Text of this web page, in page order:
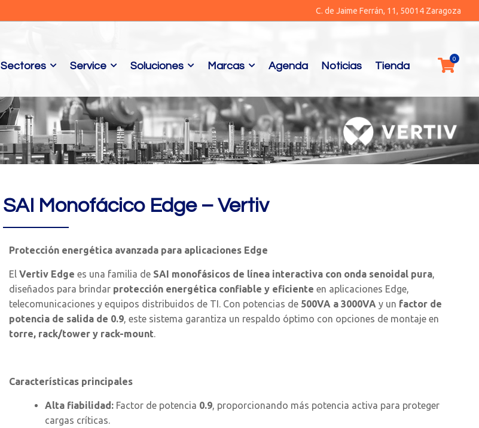
C. de Jaime Ferrán, 11, 50014 Zaragoza
Sectores Service Soluciones Marcas Agenda Noticias Tienda
SAI Monofácico Edge – Vertiv
Protección energética avanzada para aplicaciones Edge
El Vertiv Edge es una familia de SAI monofásicos de línea interactiva con onda senoidal pura,
diseñados para brindar protección energética confiable y eficiente en aplicaciones Edge,
telecomunicaciones y equipos distribuidos de TI. Con potencias de 500VA a 3000VA y un factor de
potencia de salida de 0.9, este sistema garantiza un respaldo óptimo con opciones de montaje en
torre, rack/tower y rack-mount.
Características principales
Alta fiabilidad:Factor de potencia 0.9, proporcionando más potencia activa para proteger
cargas críticas.